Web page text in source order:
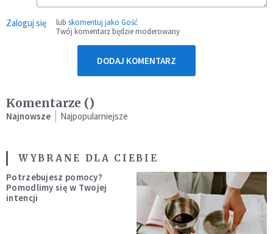
Zaloguj się lub skomentuj jako Gość
Twój komentarz będzie moderowany
DODAJ KOMENTARZ
Komentarze ()
Najnowsze Najpopularniejsze
WYBRANE DLA CIEBIE
Potrzebujesz pomocy?
Pomodlimy się w Twojej
intencji